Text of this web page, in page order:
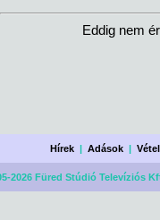
Eddig nem
Hírek |Adások |
2026 Füred Stúdió Televíziós